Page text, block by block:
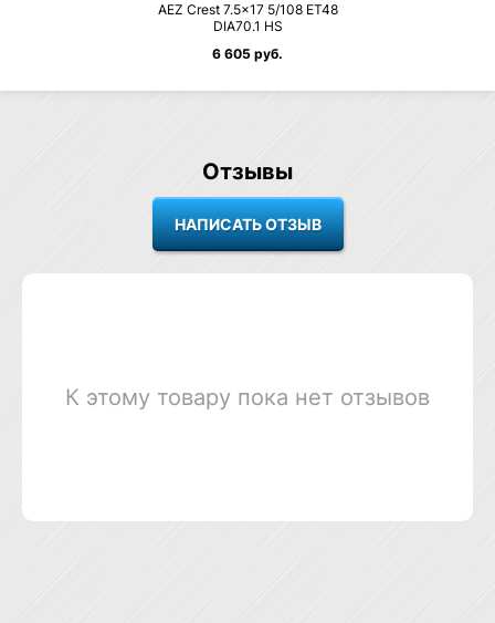
AEZ Crest 7.5×17 5/108 ET48
DIA70.1 HS
6 605 руб.
Отзывы
К этому товару пока нет отзывов